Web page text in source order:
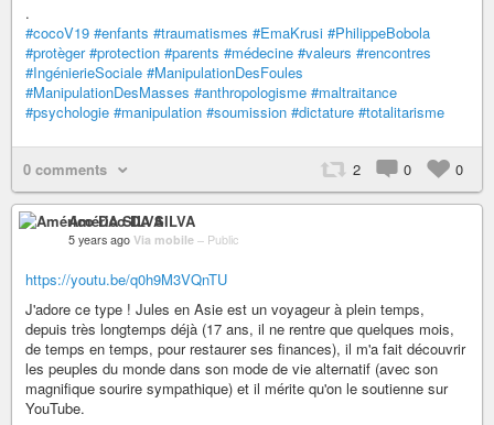
.
#cocoV19 #enfants #traumatismes #EmaKrusi #PhilippeBobola
#protèger #protection #parents #médecine #valeurs #rencontres
#IngénierieSociale #ManipulationDesFoules
#ManipulationDesMasses #anthropologisme #maltraitance
#psychologie #manipulation #soumission #dictature #totalitarisme
0 comments 2 0 0
Américo DA SILVA
5 years ago Via mobile – Public
https://youtu.be/q0h9M3VQnTU
J'adore ce type ! Jules en Asie est un voyageur à plein temps,
depuis très longtemps déjà (17 ans, il ne rentre que quelques mois,
de temps en temps, pour restaurer ses finances), il m'a fait découvrir
les peuples du monde dans son mode de vie alternatif (avec son
magnifique sourire sympathique) et il mérite qu'on le soutienne sur
YouTube.